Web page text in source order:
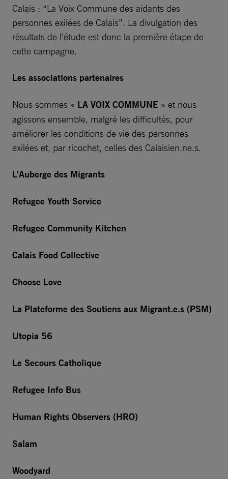
Calais : “La Voix Commune des aidants des
personnes exilées de Calais”. La divulgation des
résultats de l’étude est donc la première étape de
cette campagne.
Les associations partenaires
Nous sommes « LA VOIX COMMUNE » et nous
agissons ensemble, malgré les difficultés, pour
améliorer les conditions de vie des personnes
exilées et, par ricochet, celles des Calaisien.ne.s.
L’Auberge des Migrants
Refugee Youth Service
Refugee Community Kitchen
Calais Food Collective
Choose Love
La Plateforme des Soutiens aux Migrant.e.s (PSM)
Utopia 56
Le Secours Catholique
Refugee Info Bus
Human Rights Observers (HRO)
Salam
Woodyard